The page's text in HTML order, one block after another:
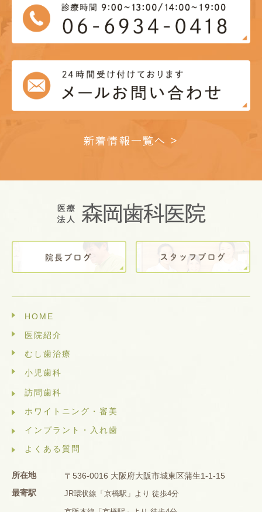
新着情報一覧へ >
HOME
医院紹介
むし歯治療
小児歯科
訪問歯科
ホワイトニング・審美
インプラント・入れ歯
よくある質問
所在地
〒536-0016 大阪府大阪市城東区蒲生1-1-15
最寄駅
JR環状線「京橋駅」より 徒歩4分